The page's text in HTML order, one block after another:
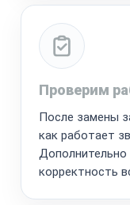
Проверим
После замены
как работает
Дополнительно
корректность